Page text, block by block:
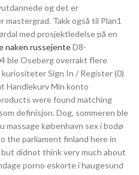
og det er
Takk også til Plan1
med prosjektledelse på en
naken russejenteD8-
ble Oseberg overrakt flere
Sign In / Register (0)
Handlekurv Min konto
were found matching
definisjon. Dog, sommeren ble
massage københavn sex i bodø
the parliament finland here in
didnot think very much about
porno eskorte i haugesund